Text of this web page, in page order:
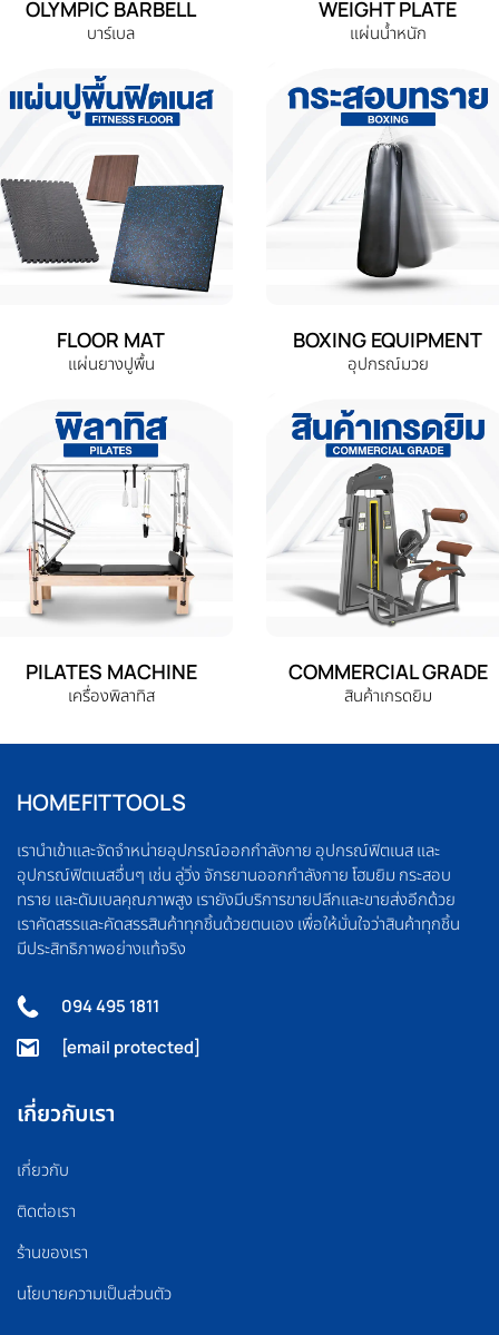
OLYMPIC BARBELL
บาร์เบล
WEIGHT PLATE
แผ่นน้ำหนัก
FLOOR MAT
แผ่นยางปูพื้น
BOXING EQUIPMENT
อุปกรณ์มวย
PILATES MACHINE
เครื่องพิลาทิส
COMMERCIAL GRADE
สินค้าเกรดยิม
HOMEFITTOOLS
เรานำเข้าและจัดจำหน่ายอุปกรณ์ออกกำลังกาย อุปกรณ์ฟิตเนส และ
อุปกรณ์ฟิตเนสอื่นๆ เช่น ลู่วิ่ง จักรยานออกกำลังกาย โฮมยิม กระสอบ
ทราย และดัมเบลคุณภาพสูง เรายังมีบริการขายปลีกและขายส่งอีกด้วย
เราคัดสรรและคัดสรรสินค้าทุกชิ้นด้วยตนเอง เพื่อให้มั่นใจว่าสินค้าทุกชิ้น
มีประสิทธิภาพอย่างแท้จริง
094 495 1811
[email protected]
เกี่ยวกับเรา
เกี่ยวกับ
ติดต่อเรา
ร้านของเรา
นโยบายความเป็นส่วนตัว